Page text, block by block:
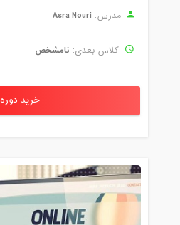
مدرس: Asra Nouri
کلاس بعدی: نامشخص
خرید دوره